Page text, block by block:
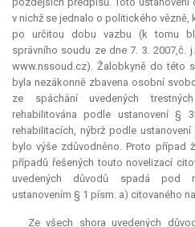
v nichž se jednalo o politického vězně,
po určitou dobu vazbu (k tomu
správního soudu ze dne 7. 3. 2007,č.
www.nssoud.cz). Žalobkyně do této
byla nezákonně zbavena osobní
ze spáchání uvedených
rehabilitována podle ustanovení §
rehabilitacích, nýbrž podle
bylo výše zdůvodněno. Proto případ
případů řešených touto novelizací
uvedených důvodů spadá pod
ustanovením § 1 písm. a) citovaného
Ze všech shora uvedených